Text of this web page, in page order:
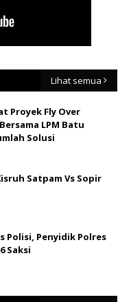
Lihat semua
Proyek Fly Over
LPM Batu
Solusi
Satpam Vs Sopir
Polisi, Penyidik Polres
Saksi